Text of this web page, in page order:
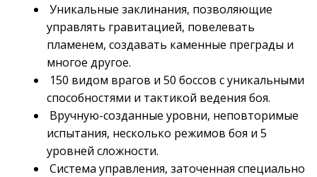
Уникальные заклинания, позволяющие
управлять гравитацией, повелевать
пламенем, создавать каменные преграды и
многое другое.
150 видом врагов и 50 боссов с уникальными
способностями и тактикой ведения боя.
Вручную-созданные уровни, неповторимые
испытания, несколько режимов боя и 5
уровней сложности.
Система управления, заточенная специально